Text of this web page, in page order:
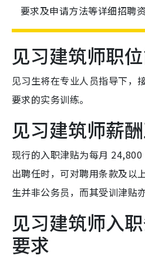
要求及申请方法等详细招聘资
见习建筑师职
见习生将在专业人员指导下，
要求的实务训练。
见习建筑师薪
现行的入职津贴为每月
出聘任时，可对聘用条款及以
生并非公务员，而其受训津贴
见习建筑师入
要求